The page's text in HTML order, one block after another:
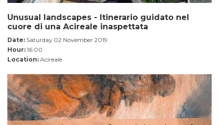
Unusual landscapes - Itinerario guidato nel
cuore di una Acireale inaspettata
Date: Saturday 02 November 2019
Hour: 16:00
Location: Acireale